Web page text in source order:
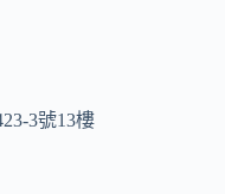
3號13樓